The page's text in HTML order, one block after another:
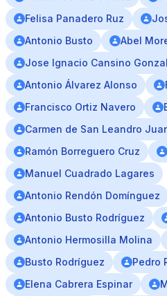
Felisa Panadero Ruz
Antonio Busto
Abel
Jose Ignacio Cansino
Antonio Álvarez Alonso
Francisco Ortiz Navero
Carmen de San Leandro
Ramón Borreguero Cruz
Manuel Cuadrado Lagares
Antonio Rendón Domínguez
Antonio Busto Rodríguez
Antonio Hermosilla Molina
Busto Rodríguez
Pedro
Elena Cabrera Espinar